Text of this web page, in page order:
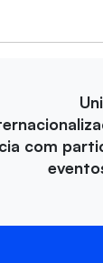
com